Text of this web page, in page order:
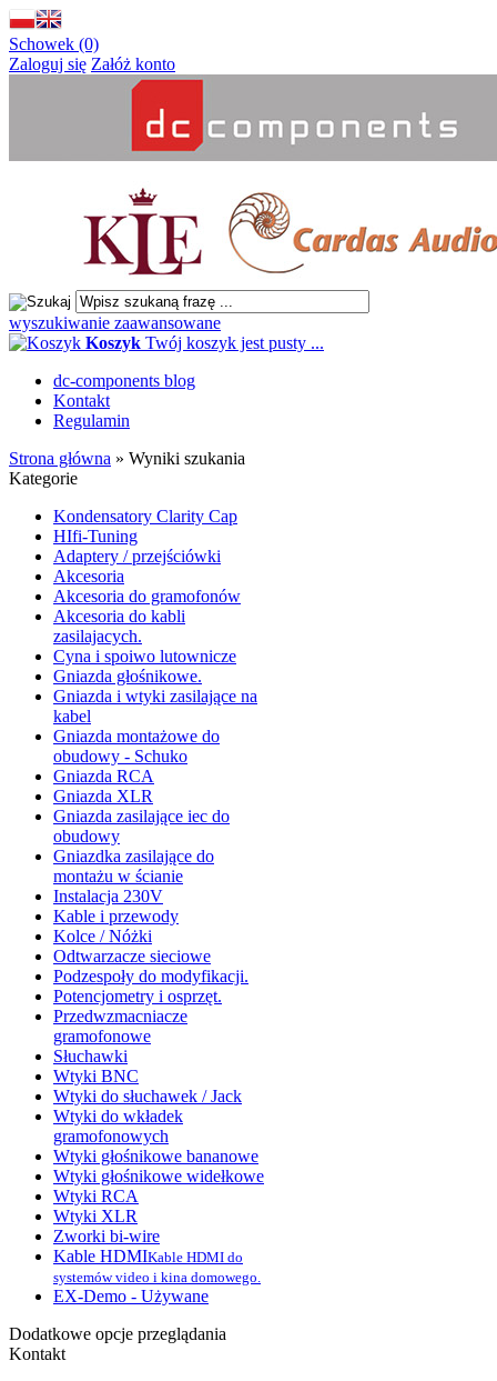
Schowek (0)
Zaloguj się Załóż konto
wyszukiwanie zaawansowane
Koszyk Twój koszyk jest pusty ...
dc-components blog
Kontakt
Regulamin
Strona główna » Wyniki szukania
Kategorie
Kondensatory Clarity Cap
HIfi-Tuning
Adaptery / przejściówki
Akcesoria
Akcesoria do gramofonów
Akcesoria do kabli
zasilajacych.
Cyna i spoiwo lutownicze
Gniazda głośnikowe.
Gniazda i wtyki zasilające na
kabel
Gniazda montażowe do
obudowy - Schuko
Gniazda RCA
Gniazda XLR
Gniazda zasilające iec do
obudowy
Gniazdka zasilające do
montażu w ścianie
Instalacja 230V
Kable i przewody
Kolce / Nóżki
Odtwarzacze sieciowe
Podzespoły do modyfikacji.
Potencjometry i osprzęt.
Przedwzmacniacze
gramofonowe
Słuchawki
Wtyki BNC
Wtyki do słuchawek / Jack
Wtyki do wkładek
gramofonowych
Wtyki głośnikowe bananowe
Wtyki głośnikowe widełkowe
Wtyki RCA
Wtyki XLR
Zworki bi-wire
Kable HDMIKable HDMI do
systemów video i kina domowego.
EX-Demo - Używane
Dodatkowe opcje przeglądania
Kontakt